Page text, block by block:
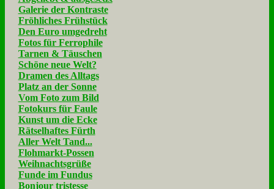
Galerie der Kontraste
Fröhliches Frühstück
Den Euro umgedreht
Fotos für Ferrophile
Tarnen & Täuschen
Schöne neue Welt?
Dramen des Alltags
Platz an der Sonne
Vom Foto zum Bild
Fotokurs für Faule
Kunst um die Ecke
Rätselhaftes Fürth
Aller Welt Tand...
Flohmarkt-Possen
Weihnachtsgrüße
Funde im Fundus
Bonjour tristesse